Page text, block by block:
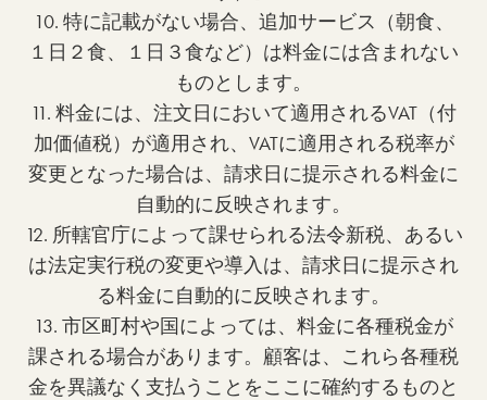
10. 特に記載がない場合、追加サービス（朝食、
１日２食、１日３食など）は料金には含まれない
ものとします。
11. 料金には、注文日において適用されるVAT（付
加価値税）が適用され、VATに適用される税率が
変更となった場合は、請求日に提示される料金に
自動的に反映されます。
12. 所轄官庁によって課せられる法令新税、あるい
は法定実行税の変更や導入は、請求日に提示され
る料金に自動的に反映されます。
13. 市区町村や国によっては、料金に各種税金が
課される場合があります。顧客は、これら各種税
金を異議なく支払うことをここに確約するものと